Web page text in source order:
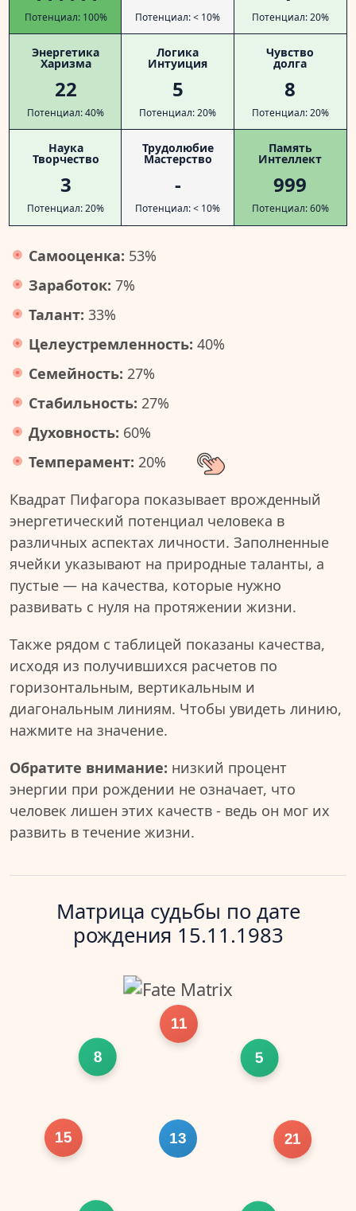
Потенциал: 100% Потенциал: < 10% Потенциал: 20%
Энергетика
Харизма
22
Потенциал: 40%
Логика
Интуиция
5
Потенциал: 20%
Чувство
долга
8
Потенциал: 20%
Наука
Творчество
3
Потенциал: 20%
Трудолюбие
Мастерство
-
Потенциал: < 10%
Память
Интеллект
999
Потенциал: 60%
Самооценка: 53%
Заработок: 7%
Талант: 33%
Целеустремленность: 40%
Семейность: 27%
Стабильность: 27%
Духовность: 60%
Темперамент: 20%
Квадрат Пифагора показывает врожденный
энергетический потенциал человека в
различных аспектах личности. Заполненные
ячейки указывают на природные таланты, а
пустые — на качества, которые нужно
развивать с нуля на протяжении жизни.
Также рядом с таблицей показаны качества,
исходя из получившихся расчетов по
горизонтальным, вертикальным и
диагональным линиям. Чтобы увидеть линию,
нажмите на значение.
Обратите внимание: низкий процент
энергии при рождении не означает, что
человек лишен этих качеств - ведь он мог их
развить в течение жизни.
Матрица судьбы по дате
рождения 15.11.1983
15
11
21
8 5
13